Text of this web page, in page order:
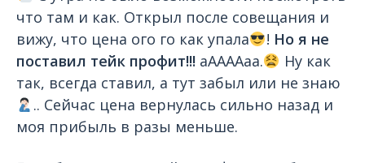
что там и как. Открыл после совещания и
вижу, что цена ого го как упала
! Но я не
поставил тейк профит!!! аААААаа.
Ну как
так, всегда ставил, а тут забыл или не знаю
.. Сейчас цена вернулась сильно назад и
моя прибыль в разы меньше.